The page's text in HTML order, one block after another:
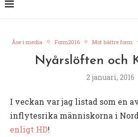
Åse i media Form2016 Mot bättre form
Nyårslöften och
2 januari, 2016
I veckan var jag listad som en
inflytesrika människorna i
enligt HD!